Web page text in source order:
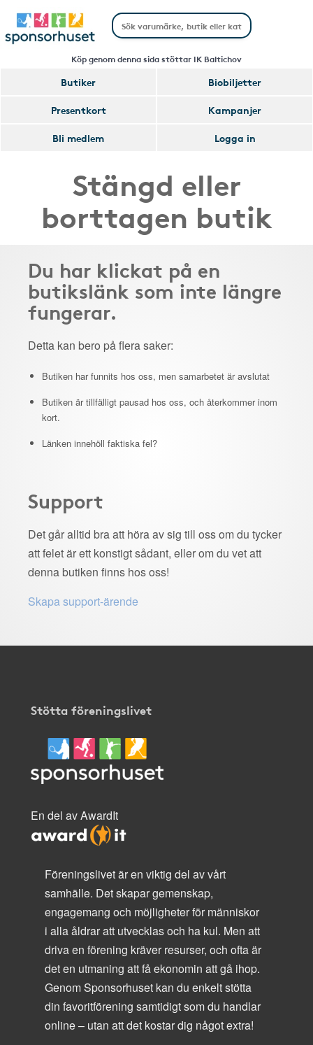
Köp genom denna sida stöttar IK Baltichov
Butiker
Biobiljetter
Presentkort
Kampanjer
Bli medlem
Logga in
Stängd eller
borttagen butik
Du har klickat på en
butikslänk som inte längre
fungerar.
Detta kan bero på flera saker:
Butiken har funnits hos oss, men samarbetet är avslutat
Butiken är tillfälligt pausad hos oss, och återkommer inom
kort.
Länken innehöll faktiska fel?
Support
Det går alltid bra att höra av sig till oss om du tycker
att felet är ett konstigt sådant, eller om du vet att
denna butiken finns hos oss!
Skapa support-ärende
Stötta föreningslivet
En del av AwardIt
Föreningslivet är en viktig del av vårt
samhälle. Det skapar gemenskap,
engagemang och möjligheter för människor
i alla åldrar att utvecklas och ha kul. Men att
driva en förening kräver resurser, och ofta är
det en utmaning att få ekonomin att gå ihop.
Genom Sponsorhuset kan du enkelt stötta
din favoritförening samtidigt som du handlar
online – utan att det kostar dig något extra!